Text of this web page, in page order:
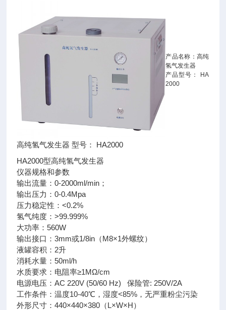
产品名称：高纯
氢气发生器
产品型号： HA
2000
高纯氢气发生器 型号： HA2000
HA2000型高纯氢气发生器
仪器规格和参数
输出流量：0-2000ml/min；
输出压力：0-0.4Mpa
压力稳定性：<0.2%
氢气纯度：>99.999%
大功率：560W
输出接口：3mm或1/8in（M8×1外螺纹）
液罐容积：2升
消耗水量：50ml/h
水质要求：电阻率≥1MΩ/cm
电源电压：AC 220V (50/60 Hz) 保险管: 250V/2A
工作条件：温度10-40℃，湿度<85%，无严重粉尘污染
外形尺寸：440×440×380（L×W×H）